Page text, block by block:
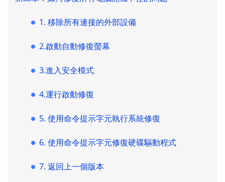
1. 移除所有連接的外部設備
2.啟動自動修復螢幕
3.進入安全模式
4.運行啟動修復
5. 使用命令提示字元執行系統修復
6. 使用命令提示字元修復硬碟驅動程式
7. 返回上一個版本